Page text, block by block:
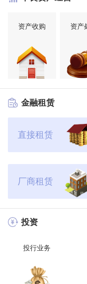
资产收购 资产
金融租赁
直接租赁
厂商租赁
投资
投行业务